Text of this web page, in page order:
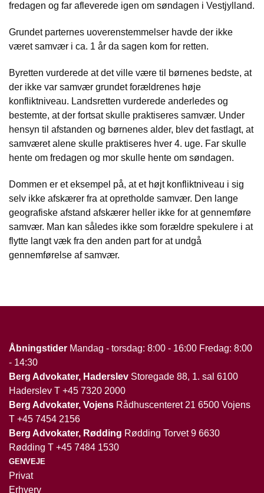
fredagen og far afleverede igen om søndagen i Vestjylland.
Grundet parternes uoverenstemmelser havde der ikke
været samvær i ca. 1 år da sagen kom for retten.
Byretten vurderede at det ville være til børnenes bedste, at
der ikke var samvær grundet forældrenes høje
konfliktniveau. Landsretten vurderede anderledes og
bestemte, at der fortsat skulle praktiseres samvær. Under
hensyn til afstanden og børnenes alder, blev det fastlagt, at
samværet alene skulle praktiseres hver 4. uge. Far skulle
hente om fredagen og mor skulle hente om søndagen.
Dommen er et eksempel på, at et højt konfliktniveau i sig
selv ikke afskærer fra at opretholde samvær. Den lange
geografiske afstand afskærer heller ikke for at gennemføre
samvær. Man kan således ikke som forældre spekulere i at
flytte langt væk fra den anden part for at undgå
gennemførelse af samvær.
Åbningstider Mandag - torsdag: 8:00 - 16:00 Fredag: 8:00
- 14:30
Berg Advokater, Haderslev Storegade 88, 1. sal 6100
Haderslev T +45 7320 2000
Berg Advokater, Vojens Rådhuscenteret 21 6500 Vojens
T +45 7454 2156
Berg Advokater, Rødding Rødding Torvet 9 6630
Rødding T +45 7484 1530
GENVEJE
Privat
Erhverv